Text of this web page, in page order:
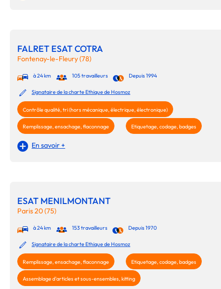
FALRET ESAT COTRA
Fontenay-le-Fleury (78)
à 24 km 105 travailleurs Depuis 1994
Signataire de la charte Ethique de Hosmoz
Contrôle qualité, tri (hors mécanique, électrique, électronique)
Remplissage, ensachage, flaconnage Etiquetage, codage, badges
En savoir +
ESAT MENILMONTANT
Paris 20 (75)
à 24 km 153 travailleurs Depuis 1970
Signataire de la charte Ethique de Hosmoz
Remplissage, ensachage, flaconnage Etiquetage, codage, badges
Assemblage d'articles et sous-ensembles, kitting